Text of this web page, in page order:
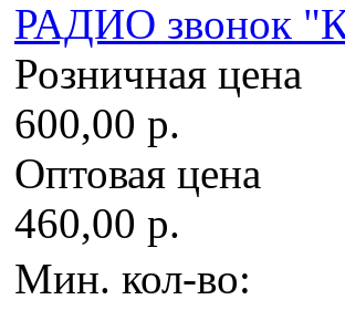
РАДИО звонок
Розничная цена
600,00 р.
Оптовая цена
460,00 р.
Мин. кол-во: